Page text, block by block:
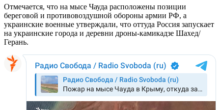
Отмечается, что на мысе Чауда расположены позиции
береговой и противовоздушной обороны армии РФ, а
украинские военные утверждали, что оттуда Россия запускает
на украинские города и деревни дроны-камикадзе Шахед/
Герань.